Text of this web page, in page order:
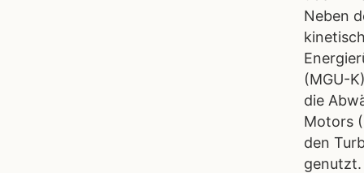
Neben
(MGU-
die
Motors
den
genutzt.